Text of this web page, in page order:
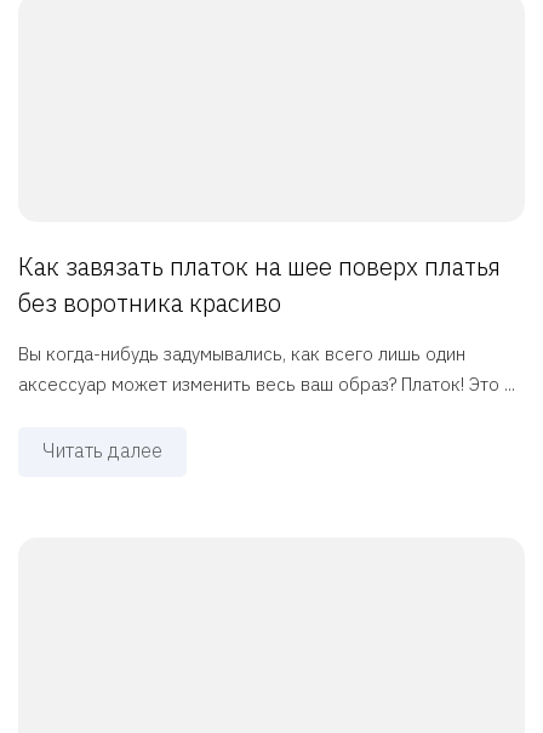
Как завязать платок на шее поверх платья
без воротника красиво
Вы когда-нибудь задумывались, как всего лишь один
аксессуар может изменить весь ваш образ? Платок! Это ...
Читать далее